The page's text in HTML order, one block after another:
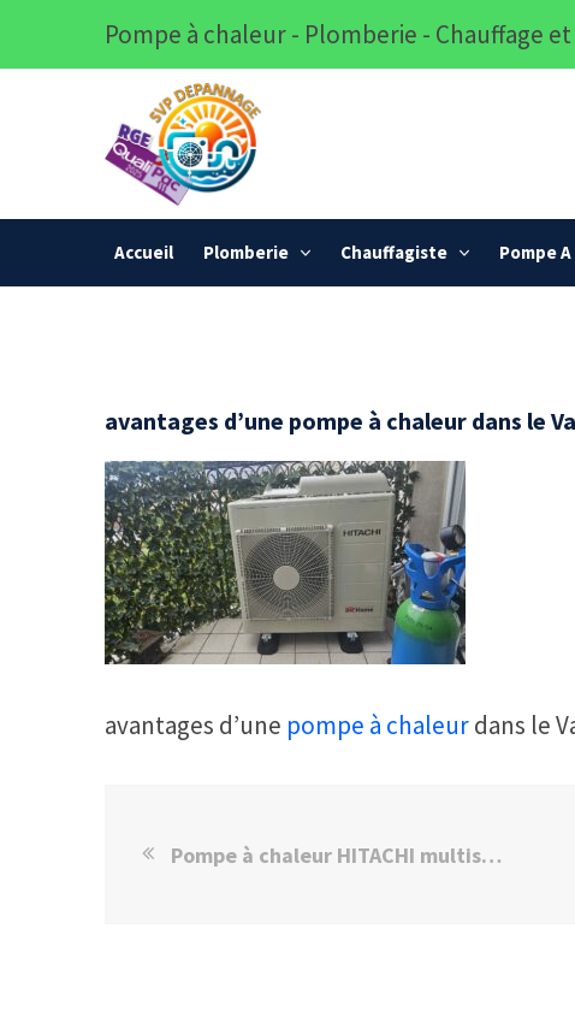
Pompe à chaleur - Plomberie - Chauffage
Accueil Plomberie Chauffagiste Pompe
avantages d’une pompe à chaleur dans le
avantages d’une pompe à chaleurdans le
Pompe à chaleur HITACHI multisplit – Prix et Témoignage client